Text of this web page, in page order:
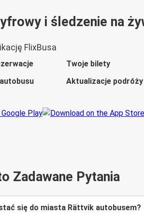
i śledzenie na
FlixBusa
Twoje bilety
Aktualizacje podróży
Zadawane Pytania
się do miasta Rättvik autobusem?